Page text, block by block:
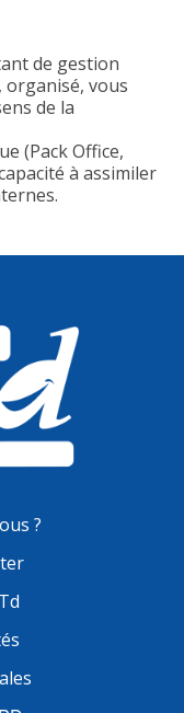
de gestion
vous
de la
(Pack Office,
à assimiler
?